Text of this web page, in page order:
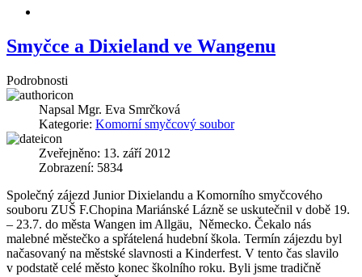
Smyčce a Dixieland ve Wangenu
Podrobnosti
Napsal Mgr. Eva Smrčková
Kategorie: Komorní smyčcový soubor
Zveřejněno: 13. září 2012
Zobrazení: 5834
Společný zájezd Junior Dixielandu a Komorního smyčcového
souboru ZUŠ F.Chopina Mariánské Lázně se uskutečnil v době 19.
– 23.7. do města Wangen im Allgäu, Německo. Čekalo nás
malebné městečko a spřátelená hudební škola. Termín zájezdu byl
načasovaný na městské slavnosti a Kinderfest. V tento čas slavilo
v podstatě celé město konec školního roku. Byli jsme tradičně